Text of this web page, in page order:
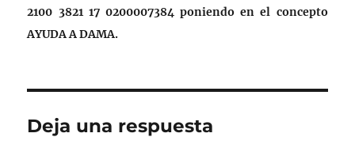
2100 3821 17 0200007384poniendo en el concepto
AYUDA A DAMA.
Deja una respuesta